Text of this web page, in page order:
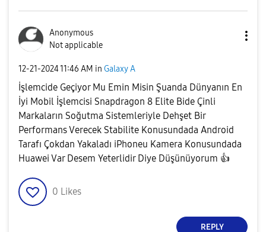
Anonymous
Not applicable
‎12-21-202411:46 AM in Galaxy A
İşlemcide Geçiyor Mu Emin Misin Şuanda Dünyanın En
İyi Mobil İşlemcisi Snapdragon 8 Elite Bide Çinli
Markaların Soğutma Sistemleriyle Dehşet Bir
Performans Verecek Stabilite Konusundada Android
Tarafı Çokdan Yakaladı iPhoneu Kamera Konusundada
Huawei Var Desem Yeterlidir Diye Düşünüyorum 👍
0 Likes
REPLY